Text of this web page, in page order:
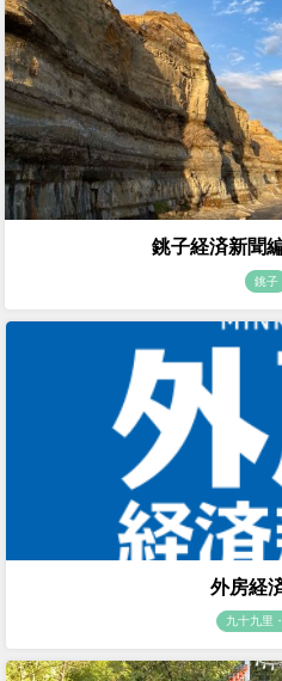
銚子経済新聞
銚子
外房経
九十九里